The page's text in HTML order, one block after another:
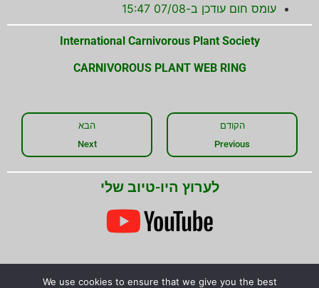
עומס חום עודכן ב-07/08 15:47
International Carnivorous Plant Society
CARNIVOROUS PLANT WEB RING
הקודם
Previous
הבא
Next
לערוץ היו-טיוב שלי
We use cookies to ensure that we give you the best